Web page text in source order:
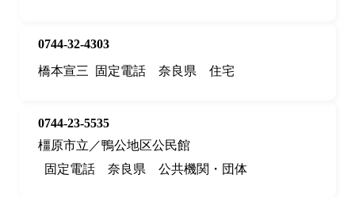
0744-32-4303
橋本宣三
固定電話 奈良県 住宅
0744-23-5535
橿原市立／鴨公地区公民館
固定電話
奈良県 公共機関・団体